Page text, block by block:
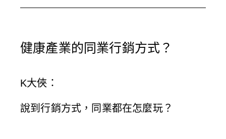
健康產業的同業行銷方式？
K大俠 ：
說到行銷方式，同業都在怎麼玩？